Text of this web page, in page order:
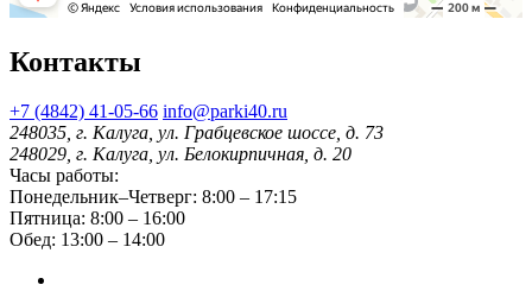
Контакты
+7 (4842) 41-05-66 info@parki40.ru
248035, г. Калуга, ул. Грабцевское шоссе, д. 73
248029, г. Калуга, ул. Белокирпичная, д. 20
Часы работы:
Понедельник–Четверг: 8:00 – 17:15
Пятница: 8:00 – 16:00
Обед: 13:00 – 14:00